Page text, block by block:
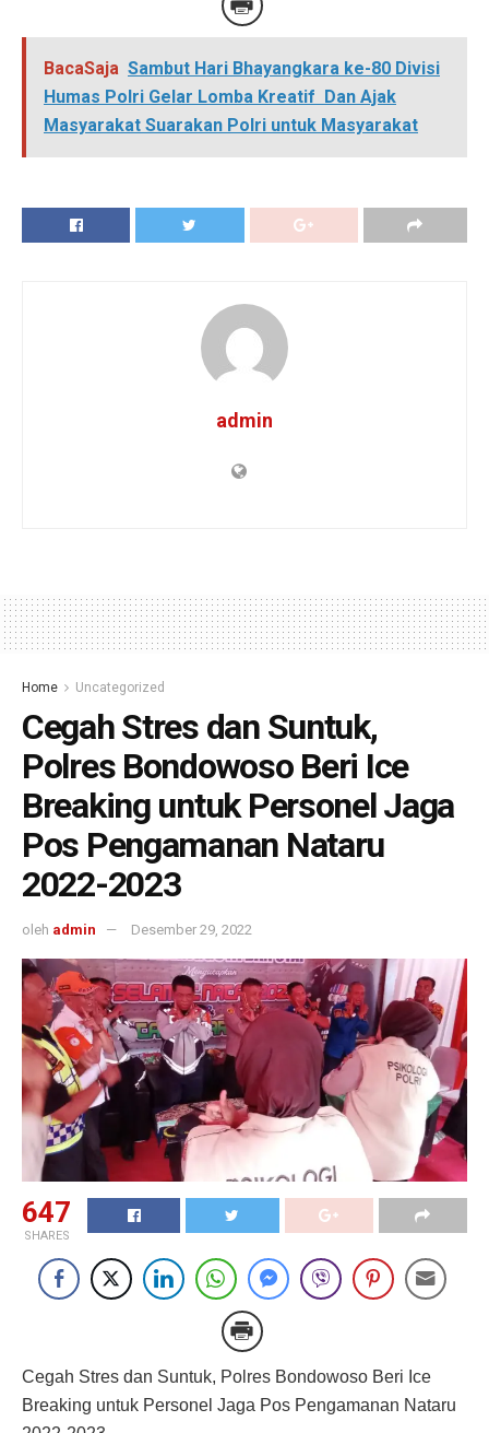
BacaSaja Sambut Hari Bhayangkara ke-80 Divisi
Humas Polri Gelar Lomba Kreatif Dan Ajak
Masyarakat Suarakan Polri untuk Masyarakat
admin
Home Uncategorized
Cegah Stres dan Suntuk,
Polres Bondowoso Beri Ice
Breaking untuk Personel Jaga
Pos Pengamanan Nataru
2022-2023
oleh admin Desember 29, 2022
647
SHARES
Cegah Stres dan Suntuk, Polres Bondowoso Beri Ice
Breaking untuk Personel Jaga Pos Pengamanan Nataru